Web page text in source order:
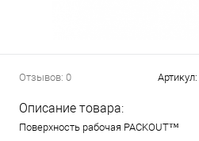
Отзывов: 0 Артикул:
Описание товара:
Поверхность рабочая PACKOUT™